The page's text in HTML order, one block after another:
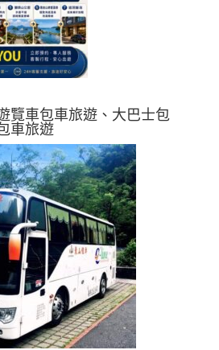
覽車包車旅遊、大巴士包
車旅遊